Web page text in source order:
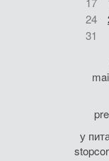
24
31
у